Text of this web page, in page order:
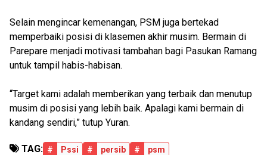
Selain mengincar kemenangan, PSM juga bertekad
memperbaiki posisi di klasemen akhir musim. Bermain di
Parepare menjadi motivasi tambahan bagi Pasukan Ramang
untuk tampil habis-habisan.
“Target kami adalah memberikan yang terbaik dan menutup
musim di posisi yang lebih baik. Apalagi kami bermain di
kandang sendiri,” tutup Yuran.
TAG: # Pssi # persib # psm